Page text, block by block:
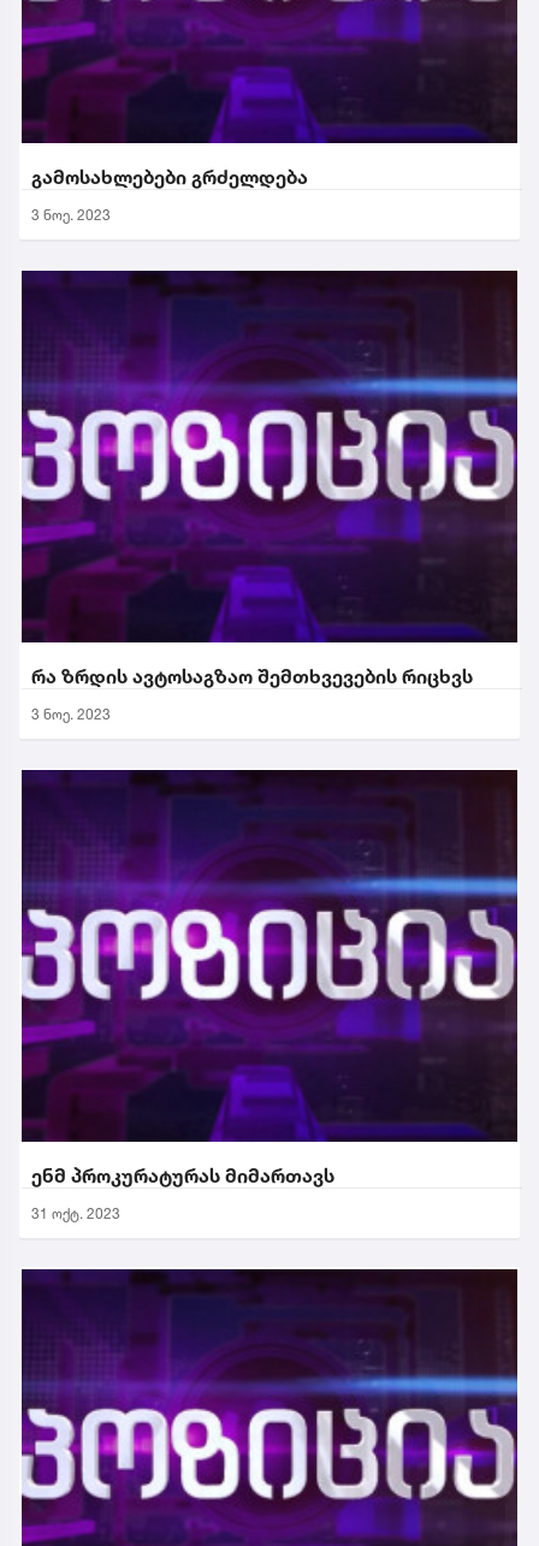
გამოსახლებები გრძელდება
3 ნოე. 2023
რა ზრდის ავტოსაგზაო შემთხვევების რიცხვს
3 ნოე. 2023
ენმ პროკურატურას მიმართავს
31 ოქტ. 2023